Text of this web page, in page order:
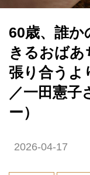
60歳、誰
きるおばあ
張り合うよ
／一田憲子
ー）
2026-04-17